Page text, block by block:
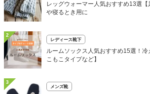
レッグウォーマー人気おすすめ13選
や寝るとき用に
2
レディース靴下
ルームソックス人気おすすめ15選！冷
こもこタイプなど】
3
メンズ靴